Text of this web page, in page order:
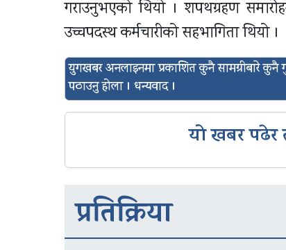
गराउनुभएको थियो । शपथग्रहण
उच्चपदस्थ कर्मचारीको सहभागिता थियो ।
युगखबर अनलाइनमा प्रकाशित कुनै सामग्रीबारे
पठाउनु होला । धन्यवाद ।
यो खबर पढेर
प्रतिक्रिया